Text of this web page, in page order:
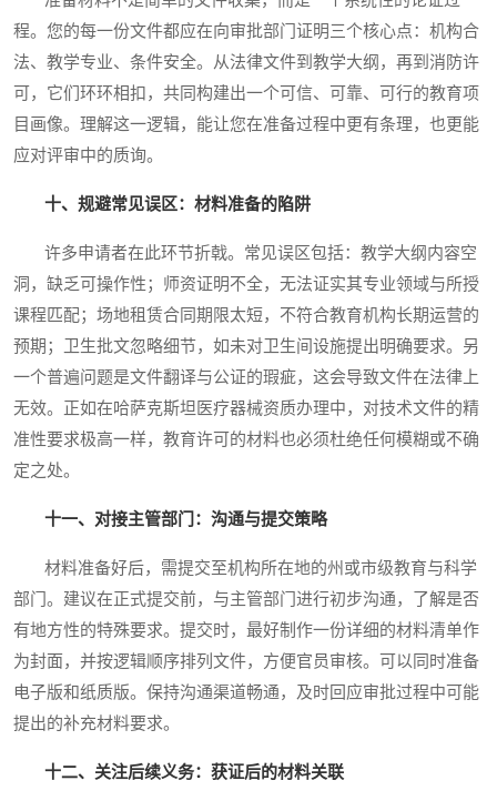
程。您的每一份文件都应在向审批部门证明三个核心点：机构合
法、教学专业、条件安全。从法律文件到教学大纲，再到消防许
可，它们环环相扣，共同构建出一个可信、可靠、可行的教育项
目画像。理解这一逻辑，能让您在准备过程中更有条理，也更能
应对评审中的质询。
十、规避常见误区：材料准备的陷阱
许多申请者在此环节折戟。常见误区包括：教学大纲内容空
洞，缺乏可操作性；师资证明不全，无法证实其专业领域与所授
课程匹配；场地租赁合同期限太短，不符合教育机构长期运营的
预期；卫生批文忽略细节，如未对卫生间设施提出明确要求。另
一个普遍问题是文件翻译与公证的瑕疵，这会导致文件在法律上
无效。正如在哈萨克斯坦医疗器械资质办理中，对技术文件的精
准性要求极高一样，教育许可的材料也必须杜绝任何模糊或不确
定之处。
十一、对接主管部门：沟通与提交策略
材料准备好后，需提交至机构所在地的州或市级教育与科学
部门。建议在正式提交前，与主管部门进行初步沟通，了解是否
有地方性的特殊要求。提交时，最好制作一份详细的材料清单作
为封面，并按逻辑顺序排列文件，方便官员审核。可以同时准备
电子版和纸质版。保持沟通渠道畅通，及时回应审批过程中可能
提出的补充材料要求。
十二、关注后续义务：获证后的材料关联